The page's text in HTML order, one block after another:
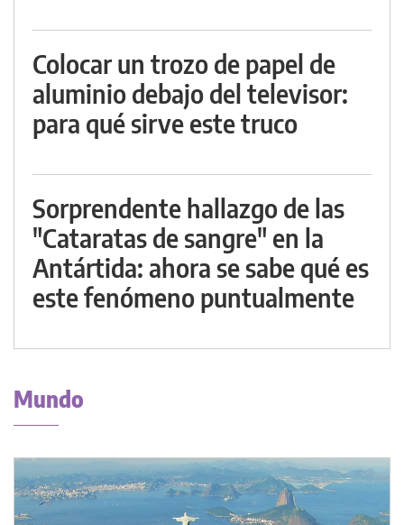
Colocar un trozo de papel de
aluminio debajo del televisor:
para qué sirve este truco
Sorprendente hallazgo de las
"Cataratas de sangre" en la
Antártida: ahora se sabe qué es
este fenómeno puntualmente
Mundo